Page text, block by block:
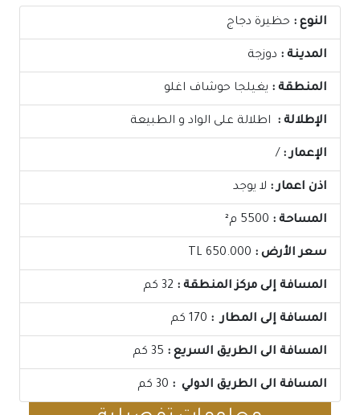
النوع : حظيرة دجاج
المدينة : دوزجة
المنطقة : يغيلجا حوشاف اغلو
الإطلالة : اطلالة على الواد و الطبيعة
الإعمار : /
اذن اعمار : لا يوجد
المساحة : 5500 م²
سعر الأرض :
المسافة إلى مركز المنطقة :
المسافة إلى المطار : 170 كم
المسافة الى الطريق السريع : 35 كم
المسافة الى الطريق الدولي :